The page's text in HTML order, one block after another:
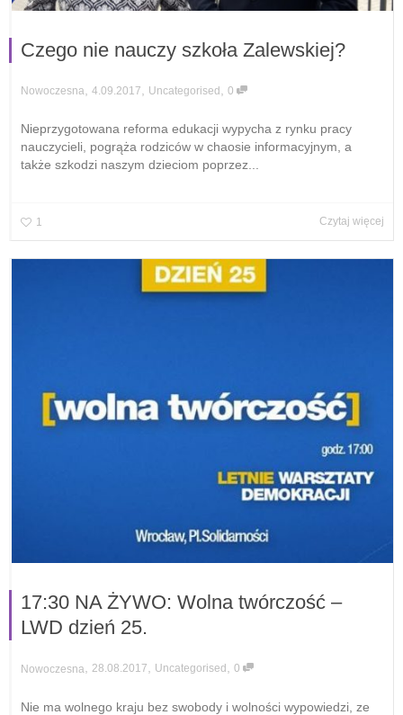
Czego nie nauczy szkoła Zalewskiej?
Nowoczesna 4.09.2017 Uncategorised 0
Nieprzygotowana reforma edukacji wypycha z rynku pracy
nauczycieli, pogrąża rodziców w chaosie informacyjnym, a
także szkodzi naszym dzieciom poprzez...
1 Czytaj więcej
17:30 NA ŻYWO: Wolna twórczość –
LWD dzień 25.
Nowoczesna, 28.08.2017, Uncategorised , 0
Nie ma wolnego kraju bez swobody i wolności wypowiedzi, ze